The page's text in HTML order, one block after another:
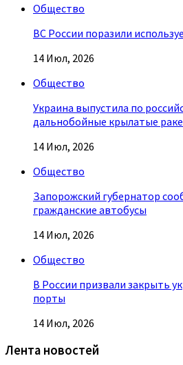
Общество
ВС России поразили
14 Июл, 2026
Общество
Украина выпустила по
дальнобойные крылатые
14 Июл, 2026
Общество
Запорожский губернатор
гражданские автобусы
14 Июл, 2026
Общество
В России призвали закрыть
порты
14 Июл, 2026
Лента новостей